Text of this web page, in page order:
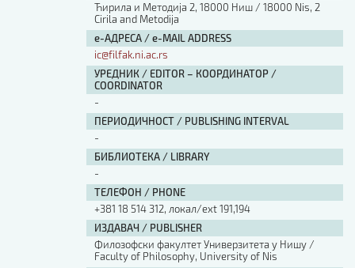
Ћирила и Методија 2, 18000 Ниш / 18000 Nis, 2
Cirila and Metodija
е-АДРЕСА / e-MAIL ADDRESS
ic@filfak.ni.ac.rs
УРЕДНИК / EDITOR – КООРДИНАТОР /
COORDINATOR
-
ПЕРИОДИЧНОСТ / PUBLISHING INTERVAL
-
БИБЛИОТЕКА / LIBRARY
-
ТЕЛЕФОН / PHONE
+381 18 514 312, локал/ext 191,194
ИЗДАВАЧ / PUBLISHER
Филозофски факултет Универзитета у Нишу /
Faculty of Philosophy, University of Nis